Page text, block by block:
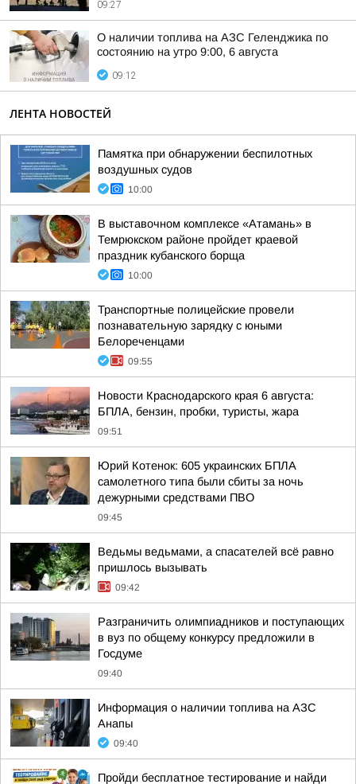
09:27
О наличии топлива на АЗС Геленджика по
состоянию на утро 9:00, 6 августа
09:12
ЛЕНТА НОВОСТЕЙ
Памятка при обнаружении беспилотных
воздушных судов
10:00
В выставочном комплексе «Атамань» в
Темрюкском районе пройдет краевой
праздник кубанского борща
10:00
Транспортные полицейские провели
познавательную зарядку с юными
Белореченцами
09:55
Новости Краснодарского края 6 августа:
БПЛА, бензин, пробки, туристы, жара
09:51
Юрий Котенок: 605 украинских БПЛА
самолетного типа были сбиты за ночь
дежурными средствами ПВО
09:45
Ведьмы ведьмами, а спасателей всё равно
пришлось вызывать
09:42
Разграничить олимпиадников и поступающих
в вуз по общему конкурсу предложили в
Госдуме
09:40
Информация о наличии топлива на АЗС
Анапы
09:40
Пройди бесплатное тестирование и найди